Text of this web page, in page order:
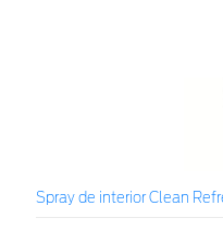
Spray de interior Clean